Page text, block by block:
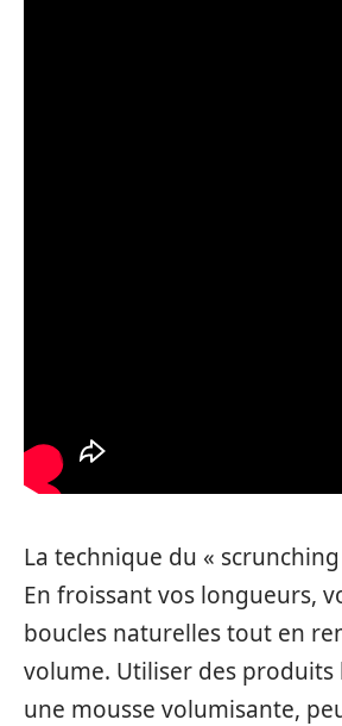
La technique du «
En froissant vos longueurs,
boucles naturelles tout en
volume. Utiliser des produits
une mousse volumisante,